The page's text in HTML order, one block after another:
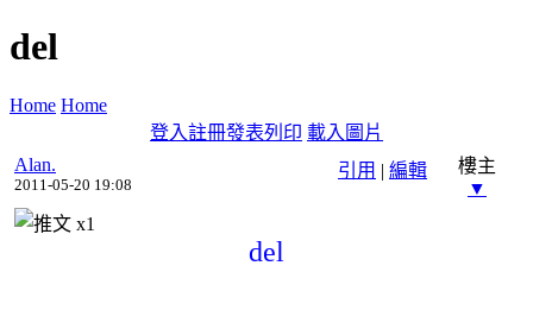
del
Home Home
登入註冊發表列印 載入圖片
引用 | 編輯
Alan.
2011-05-20 19:08
樓主
▼
x1
del